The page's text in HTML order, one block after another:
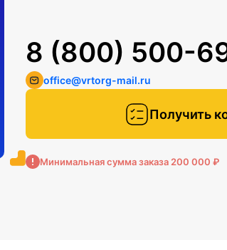
Получить
8 (800) 500-
office@vrtorg-mail.ru
Минимальная сумма заказа 200 000 ₽